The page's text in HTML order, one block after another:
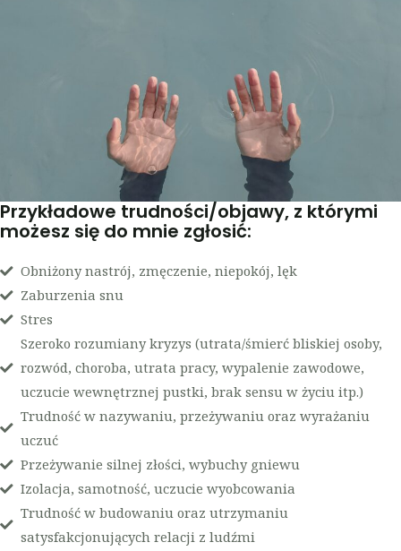
Przykładowe trudności/objawy, z którymi
możesz się do mnie zgłosić:
Obniżony nastrój, zmęczenie, niepokój, lęk
Zaburzenia snu
Stres
Szeroko rozumiany kryzys (utrata/śmierć bliskiej osoby,
rozwód, choroba, utrata pracy, wypalenie zawodowe,
uczucie wewnętrznej pustki, brak sensu w życiu itp.)
Trudność w nazywaniu, przeżywaniu oraz wyrażaniu
uczuć
Przeżywanie silnej złości, wybuchy gniewu
Izolacja, samotność, uczucie wyobcowania
Trudność w budowaniu oraz utrzymaniu
satysfakcjonujących relacji z ludźmi